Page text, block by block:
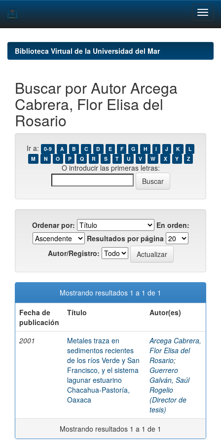
navigationBiblioteca Virtual de la Universidad del Mar
Buscar por Autor Arcega
Cabrera, Flor Elisa del
Rosario
Ir a: 0-9 A B C D E F G H I J K
L
M
N O P Q R S T U V W X Y Z
O introducir las primeras letras:
Ordenar por:
En orden:
Resultados por página
Autor/Registro:
Mostrando resultados 1 a 1 de 1
Fecha de
publicación
Título Autor(es)
2001
Metales traza en
sedimentos recientes
de los ríos Verde y San
Francisco, y el sistema
lagunar estuarino
Chacahua-Pastoría,
Oaxaca
Arcega Cabrera,
Flor Elisa del
Rosario;
Guerrero
Galván, Saúl
Rogelio
(Director de
tesis)
Mostrando resultados 1 a 1 de 1